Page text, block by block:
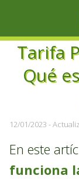
Tarifa
Qué
12/01/2023 -
En este
funciona